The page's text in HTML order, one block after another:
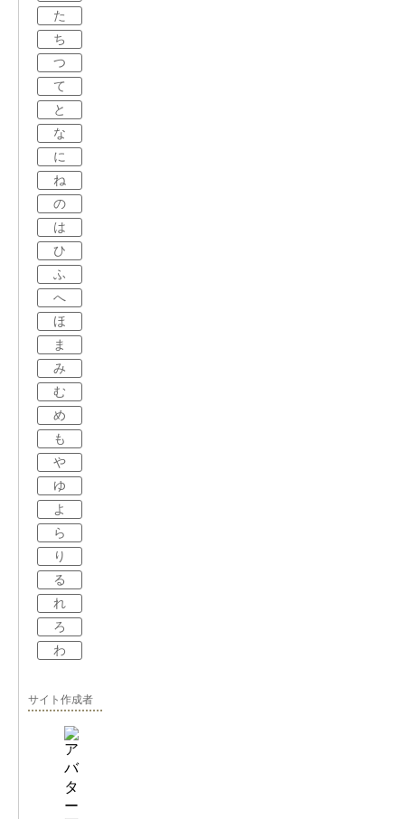
た
ち
つ
て
と
な
に
ね
の
は
ひ
ふ
へ
ほ
ま
み
む
め
も
や
ゆ
よ
ら
り
る
れ
ろ
わ
サイト作成者